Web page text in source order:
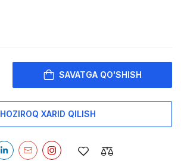
SAVATGA QO'SHISH
HOZIROQ XARID QILISH